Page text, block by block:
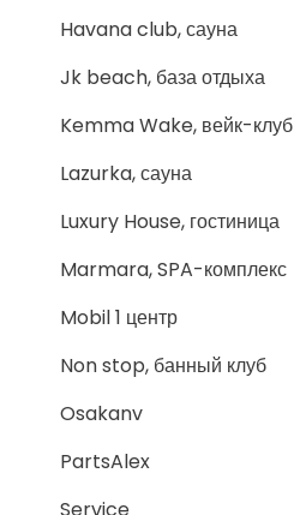
Havana club, сауна
Jk beach, база отдыха
Kemma Wake, вейк-клуб
Lazurka, сауна
Luxury House, гостиница
Marmara, SPA-комплекс
Mobil 1 центр
Non stop, банный клуб
Osakanv
PartsAlex